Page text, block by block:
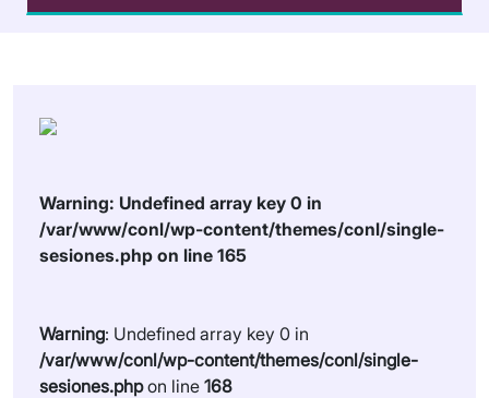
Warning: Undefined array key 0 in
/var/www/conl/wp-content/themes/conl/single-
sesiones.php on line 165
Warning: Undefined array key 0 in
/var/www/conl/wp-content/themes/conl/single-
sesiones.phpon line 168